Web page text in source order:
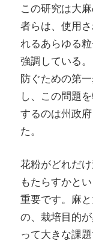
この研究は大
者らは、使用
れるあらゆる
強調している
防ぐための第
し、この問題
するのは州政
た。
花粉がどれだ
もたらすかと
重要です。麻
の、栽培目的
って大きな課